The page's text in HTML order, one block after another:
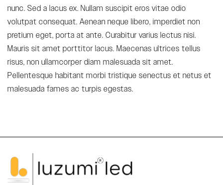
nunc. Sed a lacus ex. Nullam suscipit eros vitae odio
volutpat consequat. Aenean neque libero, imperdiet non
pretium eget, porta at ante. Curabitur varius lectus nisi.
Mauris sit amet porttitor lacus. Maecenas ultrices tellus
risus, non ullamcorper diam malesuada sit amet.
Pellentesque habitant morbi tristique senectus et netus et
malesuada fames ac turpis egestas.